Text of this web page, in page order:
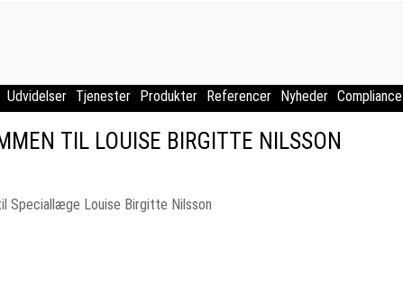
Udvidelser Tjenester Produkter Referencer Nyheder Compliance
TIL LOUISE BIRGITTE NILSSON
Speciallæge Louise Birgitte Nilsson